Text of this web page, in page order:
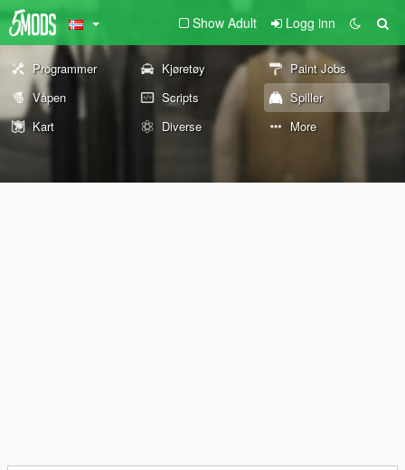
Show Adult Logg inn
Programmer Kjøretøy
Paint Jobs
Våpen
Scripts
Spiller
Kart
Diverse More